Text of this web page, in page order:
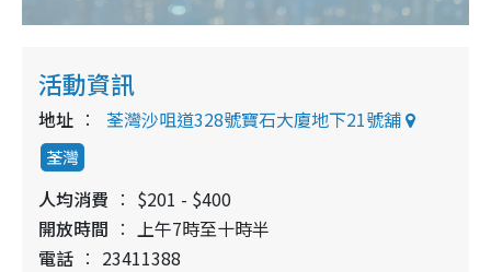
活動資訊
地址 荃灣沙咀道328號寶石大廈地下21號舖
荃灣
人均消費
$201 - $400
開放時間
上午7時至十時半
電話
23411388